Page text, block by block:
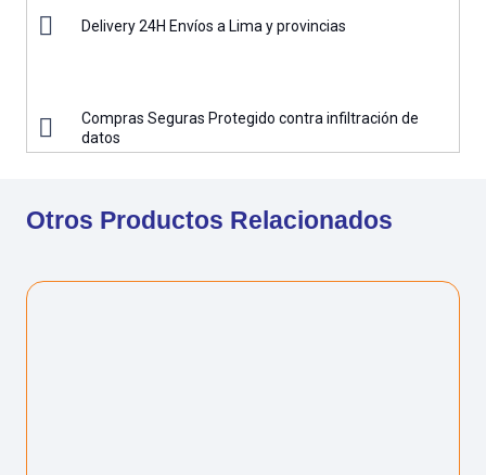
Delivery 24H Envíos a Lima y provincias
Compras Seguras Protegido contra infiltración de
datos
Otros Productos Relacionados